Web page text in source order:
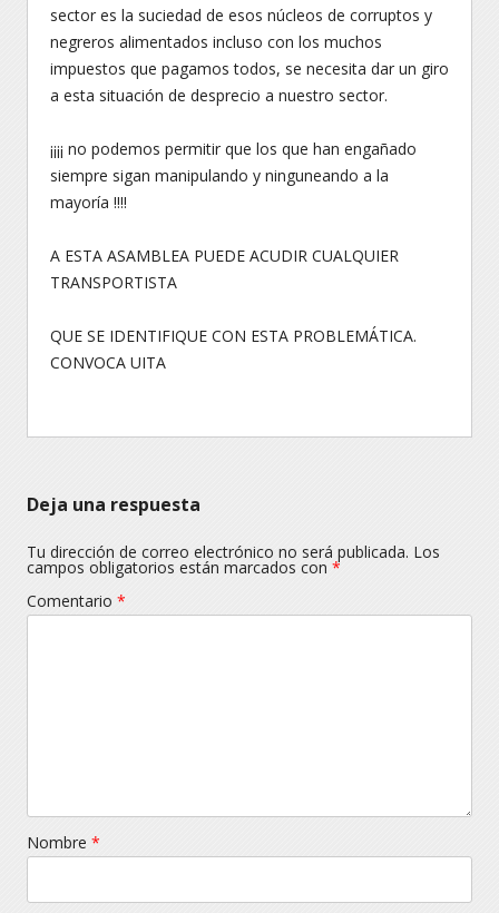
sector es la suciedad de esos núcleos de corruptos y
negreros alimentados incluso con los muchos
impuestos que pagamos todos, se necesita dar un giro
a esta situación de desprecio a nuestro sector.
¡¡¡¡ no podemos permitir que los que han engañado
siempre sigan manipulando y ninguneando a la
mayoría !!!!
A ESTA ASAMBLEA PUEDE ACUDIR CUALQUIER
TRANSPORTISTA
QUE SE IDENTIFIQUE CON ESTA PROBLEMÁTICA.
CONVOCA UITA
Deja una respuesta
Tu dirección de correo electrónico no será publicada. Los
campos obligatorios están marcados con *
Comentario *
Nombre *